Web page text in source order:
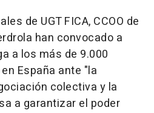
de UGT FICA, CCOO de
han convocado a
a los más de 9.000
España ante "la
colectiva y la
a garantizar el poder